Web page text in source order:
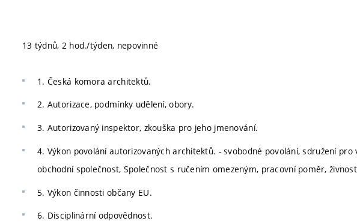
13 týdnů, 2 hod./týden, nepovinné
1. Česká komora architektů.
2. Autorizace, podmínky udělení, obory.
3. Autorizovaný inspektor, zkouška pro jeho jmenování.
4. Výkon povolání autorizovaných architektů. - svobodné povolání, sdružení
obchodní společnost, Společnost s ručením omezeným, pracovní poměr,
5. Výkon činnosti občany EU.
6. Disciplinární odpovědnost.